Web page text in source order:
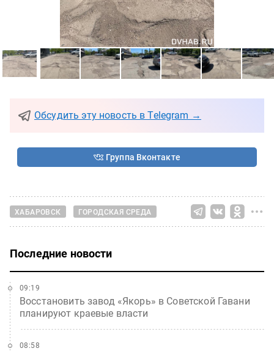
Обсудить эту новость в Telegram →
Группа Вконтакте
ХАБАРОВСК ГОРОДСКАЯ СРЕДА
Последние новости
Восстановить завод «Якорь» в Советской Гавани
планируют краевые власти
09:19
08:58